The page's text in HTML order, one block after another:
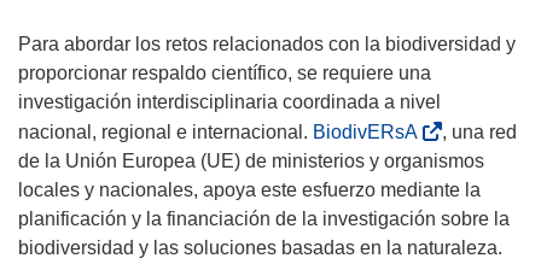
Para abordar los retos relacionados con la biodiversidad y
proporcionar respaldo científico, se requiere una
investigación interdisciplinaria coordinada a nivel
nacional, regional e internacional. BiodivERsA
s
e
a
b
, una red
de la Unión Europea (UE) de ministerios y organismos
locales y nacionales, apoya este esfuerzo mediante la
planificación y la financiación de la investigación sobre la
biodiversidad y las soluciones basadas en la naturaleza.